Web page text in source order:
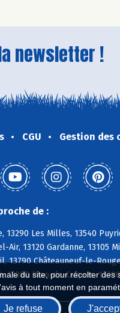
du site, pour récolter
à tout moment en
Je refuse
newsletter !
CGU Gestion des
de :
Les Milles, 13540
13120 Gardanne, 13105
Châteauneuf-le-
Plan-de-Cuques,